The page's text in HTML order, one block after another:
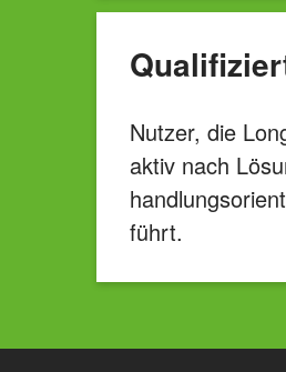
Nutzer, die
aktiv nach
führt.